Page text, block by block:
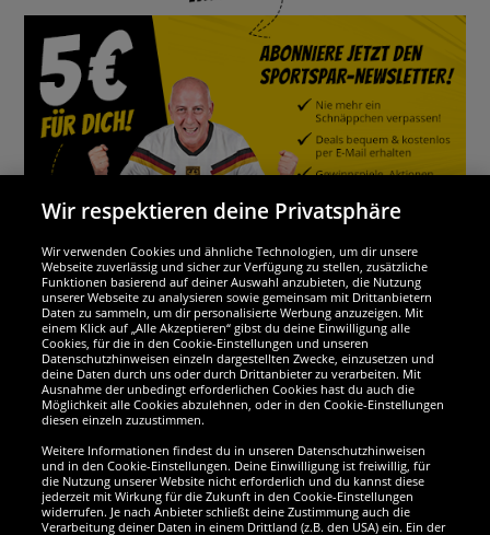
Wir sind ausgezeichnet
Wir respektieren deine Privatsphäre
Wir verwenden Cookies und ähnliche Technologien, um dir unsere
Webseite zuverlässig und sicher zur Verfügung zu stellen, zusätzliche
Funktionen basierend auf deiner Auswahl anzubieten, die Nutzung
unserer Webseite zu analysieren sowie gemeinsam mit Drittanbietern
Daten zu sammeln, um dir personalisierte Werbung anzuzeigen. Mit
einem Klick auf „Alle Akzeptieren“ gibst du deine Einwilligung alle
Cookies, für die in den Cookie-Einstellungen und unseren
Datenschutzhinweisen einzeln dargestellten Zwecke, einzusetzen und
deine Daten durch uns oder durch Drittanbieter zu verarbeiten. Mit
Ausnahme der unbedingt erforderlichen Cookies hast du auch die
Möglichkeit alle Cookies abzulehnen, oder in den Cookie-Einstellungen
diesen einzeln zuzustimmen.
Weitere Informationen findest du in unseren Datenschutzhinweisen
und in den Cookie-Einstellungen. Deine Einwilligung ist freiwillig, für
die Nutzung unserer Website nicht erforderlich und du kannst diese
jederzeit mit Wirkung für die Zukunft in den Cookie-Einstellungen
widerrufen. Je nach Anbieter schließt deine Zustimmung auch die
Verarbeitung deiner Daten in einem Drittland (z.B. den USA) ein. Ein der